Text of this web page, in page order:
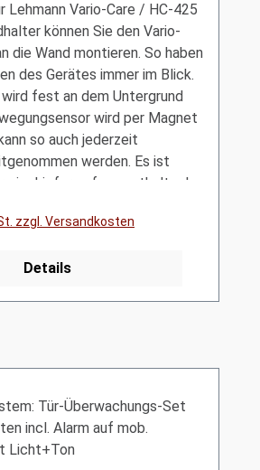
Lehmann Vario-Care / HC-425
können Sie den Vario-
die Wand montieren. So haben
des Gerätes immer im Blick.
fest an dem Untergrund
wird per Magnet
so auch jederzeit
werden. Es ist
im Lieferumfang enthalten!
zzgl. Versandkosten
Details